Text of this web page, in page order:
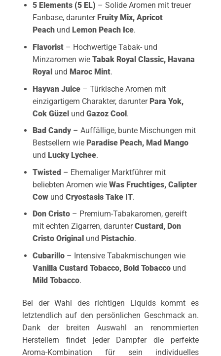
5 Elements(5 EL) – Solide Aromen mit treuer
Fanbase, darunter Fruity Mix, Apricot
Peach und Lemon Peach Ice.
Flavorist– Hochwertige Tabak- und
Minzaromen wie Tabak Royal Classic, Havana
Royal und Maroc Mint.
Hayvan Juice– Türkische Aromen mit
einzigartigem Charakter, darunter Para Yok,
Cok Güzel und Gazoz Cool.
Bad Candy– Auffällige, bunte Mischungen mit
Bestsellern wie Paradise Peach, Mad Mango
und Lucky Lychee.
Twisted– Ehemaliger Marktführer mit
beliebten Aromen wie Was Fruchtiges, Calipter
Cow und Cryostasis Take IT.
Don Cristo– Premium-Tabakaromen, gereift
mit echten Zigarren, darunterCustard , Don
Cristo Original und Pistachio.
Cubarillo– Intensive Tabakmischungen wie
Vanilla Custard Tobacco, Bold Tobacco und
Mild Tobacco.
Bei der Wahl des richtigen Liquids kommt es
letztendlich auf den persönlichen Geschmack an.
Dank der breiten Auswahl an renommierten
Herstellern findet jeder Dampfer die perfekte
Aroma-Kombination für sein individuelles